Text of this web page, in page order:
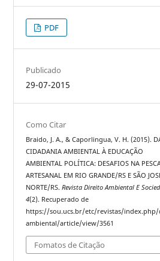
PDF
Publicado
29-07-2015
Como Citar
Braido, J. A., & Caporlingua, V. H. (2015).
CIDADANIA AMBIENTAL À EDUCAÇÃO
AMBIENTAL POLÍTICA: DESAFIOS NA
ARTESANAL EM RIO GRANDE/RS E SÃO
NORTE/RS.Revista Direito Ambiental E
4(2). Recuperado de
https://sou.ucs.br/etc/revistas/
ambiental/article/view/3561
Fomatos de Citação